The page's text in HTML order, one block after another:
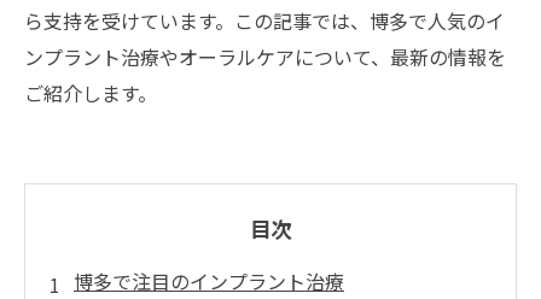
ら支持を受けています。この記事では、博多で人気のイ
ンプラント治療やオーラルケアについて、最新の情報を
ご紹介します。
目次
博多で注目のインプラント治療